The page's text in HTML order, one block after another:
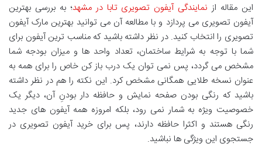
این مقاله از نمایندگی آیفون تصویری تابا در مشهد؛ به بررسی بهترین
آیفون تصویری می پردازد و با مطالعه آن می توانید بهترین مارک آیفون
تصویری را انتخاب کنید. در نظر داشته باشید که مناسب ترین آیفون برای
شما با توجه به شرایط ساختمان، تعداد واحد ها و میزان بودجه شما
مشخص می گردد، پس نمی توان یک درب باز کن خاص را برای همه به
عنوان نسخه طلایی همگانی مشخص کرد. این نکته را هم در نظر داشته
باشید که رنگی بودن صفحه نمایش و حافظه دار بودنِ آن، دیگر یک
خصوصیت ویژه به شمار نمی رود، بلکه امروزه همه آیفون های جدید
رنگی هستند و اکثرا حافظه دارند، پس برای خرید آیفون تصویری در
جستجوی این ویژگی ها نباشید.